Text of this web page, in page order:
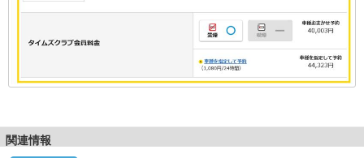
関連情報